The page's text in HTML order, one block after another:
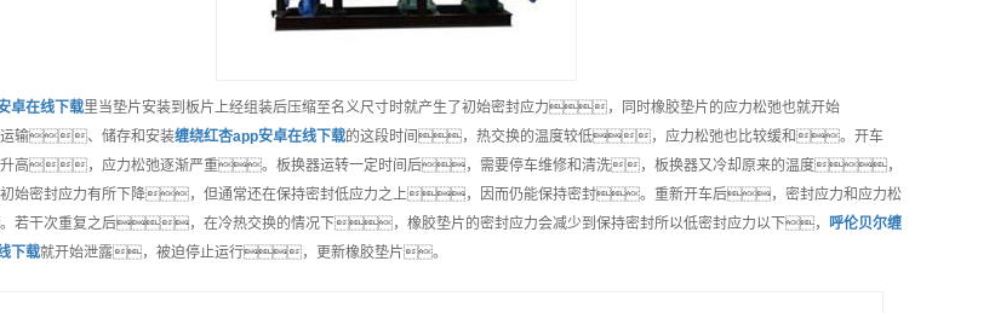
卓在线下载里当垫片安装到板片上经组装后压缩至名义尺寸时就产生了初始密封应力，同时橡胶垫片的应力松弛也就开始
输、储存和安装缠绕红杏app安卓在线下载的这段时间，热交换的温度较低，应力松弛也比较缓和。开车
高，应力松弛逐渐严重。板换器运转一定时间后，需要停车维修和清洗，板换器又冷却原来的温度，
初始密封应力有所下降，但通常还在保持密封低应力之上，因而仍能保持密封。重新开车后，密封应力和应力松
若干次重复之后，在冷热交换的情况下，橡胶垫片的密封应力会减少到保持密封所以低密封应力以下， 呼伦贝尔缠
下载就开始泄露，被迫停止运行，更新橡胶垫片。